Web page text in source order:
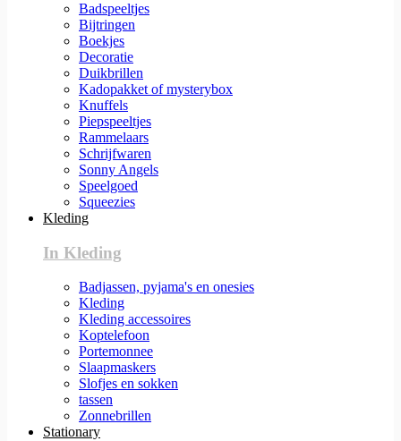
Badspeeltjes
Bijtringen
Boekjes
Decoratie
Duikbrillen
Kadopakket of mysterybox
Knuffels
Piepspeeltjes
Rammelaars
Schrijfwaren
Sonny Angels
Speelgoed
Squeezies
Kleding
In Kleding
Badjassen, pyjama's en onesies
Kleding
Kleding accessoires
Koptelefoon
Portemonnee
Slaapmaskers
Slofjes en sokken
tassen
Zonnebrillen
Stationary